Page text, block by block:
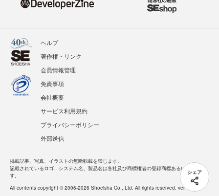
シェア
ヘルプ
著作権・リンク
会員情報管理
免責事項
会社概要
サービス利用規約
プライバシーポリシー
外部送信
掲載記事、写真、イラストの無断転載を禁じます。
記載されているロゴ、システム名、製品名は各社及び商標権者の登録商標あるいは商標で
す。
All contents copyright © 2006-2026 Shoeisha Co., Ltd. All rights reserved. ver.1.5